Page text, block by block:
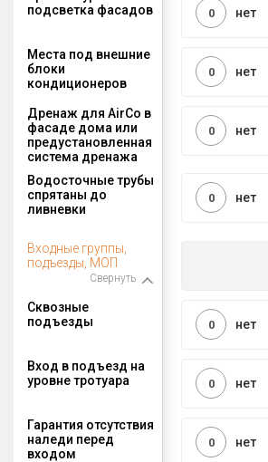
подсветка фасадов
нет
0
Места под внешние
блоки
кондиционеров
нет
0
Дренаж для AirCo в
фасаде дома или
предустановленная
система дренажа
нет
0
Водосточные трубы
спрятаны до
ливневки
нет
0
Входные группы,
подъезды, МОП
Свернуть
Сквозные
подъезды
нет
0
Вход в подъезд на
уровне тротуара
нет
0
Гарантия отсутствия
наледи перед
входом
нет
0